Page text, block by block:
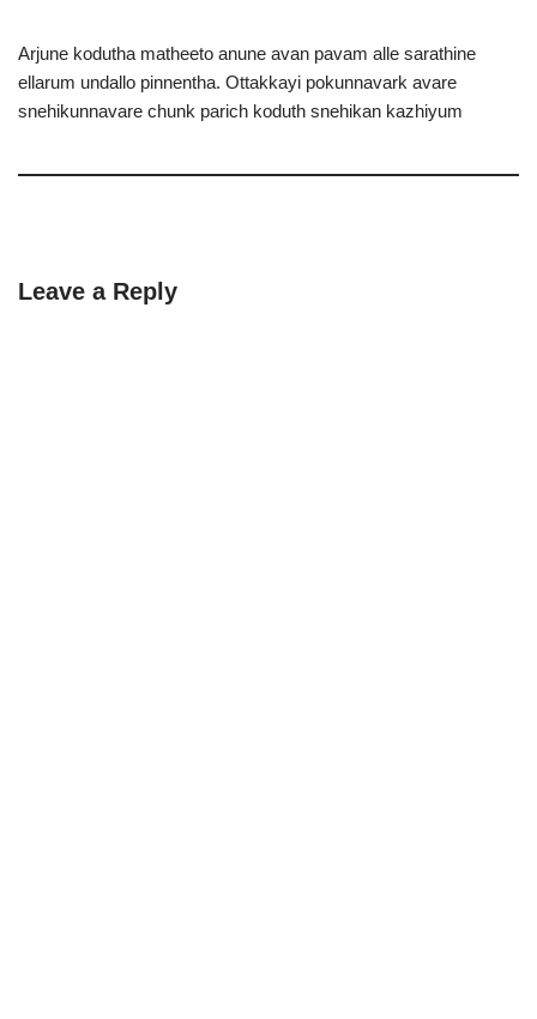
Arjune kodutha matheeto anune avan pavam alle sarathine
ellarum undallo pinnentha. Ottakkayi pokunnavark avare
snehikunnavare chunk parich koduth snehikan kazhiyum
Leave a Reply